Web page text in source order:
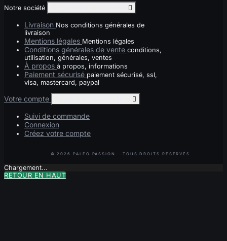
Notre société 
Livraison Nos conditions générales de
livraison
Mentions légales Mentions légales
Conditions générales de vente conditions,
utilisation, générales, ventes
À propos à propos, informations
Paiement sécurisé paiement sécurisé, ssl,
visa, mastercard, paypal
Votre compte 
Suivi de commande
Connexion
Créez votre compte
Chargement...
RETOUR EN HAUT